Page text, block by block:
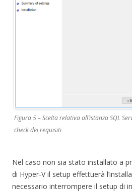
Figura 5 – Scelta relativa all’istanza SQL
check dei requisiti
Nel caso non sia stato installato a
di Hyper-V il setup effettuerà
necessario interrompere il setup di